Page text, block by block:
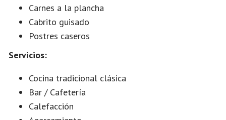
Carnes a la plancha
Cabrito guisado
Postres caseros
Servicios:
Cocina tradicional clásica
Bar / Cafetería
Calefacción